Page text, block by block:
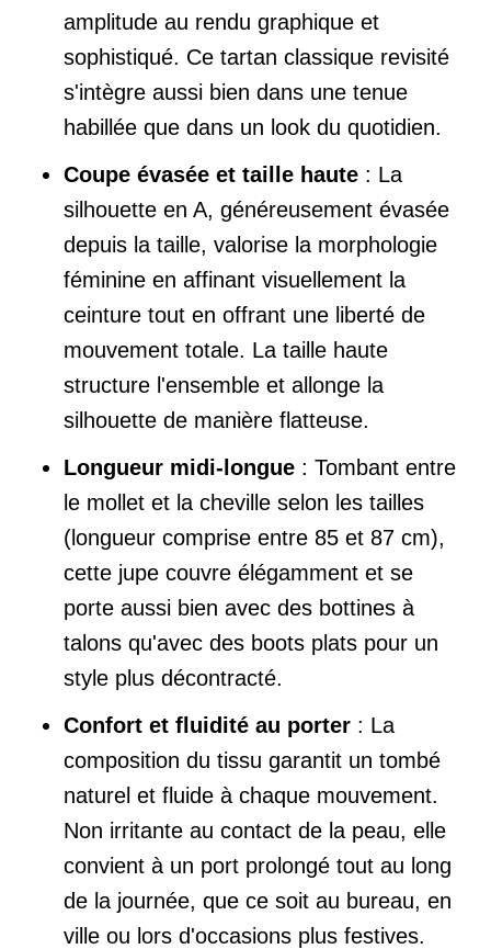
amplitude au rendu graphique et
sophistiqué. Ce tartan classique revisité
s'intègre aussi bien dans une tenue
habillée que dans un look du quotidien.
Coupe évasée et taille haute : La
silhouette en A, généreusement évasée
depuis la taille, valorise la morphologie
féminine en affinant visuellement la
ceinture tout en offrant une liberté de
mouvement totale. La taille haute
structure l'ensemble et allonge la
silhouette de manière flatteuse.
Longueur midi-longue : Tombant entre
le mollet et la cheville selon les tailles
(longueur comprise entre 85 et 87 cm),
cette jupe couvre élégamment et se
porte aussi bien avec des bottines à
talons qu'avec des boots plats pour un
style plus décontracté.
Confort et fluidité au porter : La
composition du tissu garantit un tombé
naturel et fluide à chaque mouvement.
Non irritante au contact de la peau, elle
convient à un port prolongé tout au long
de la journée, que ce soit au bureau, en
ville ou lors d'occasions plus festives.